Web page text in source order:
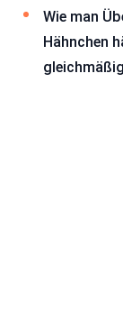
Wie man
Hähnchen